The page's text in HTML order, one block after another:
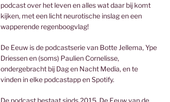
podcast over het leven en alles wat daar bij komt
kijken, met een licht neurotische inslag en een
wapperende regenboogvlag!
De Eeuw is de podcastserie van Botte Jellema, Ype
Driessen en (soms) Paulien Cornelisse,
ondergebracht bij Dag en Nacht Media, en te
vinden in elke podcastapp en Spotify.
De podcast bestaat sinds 2015. De Eeuw van de